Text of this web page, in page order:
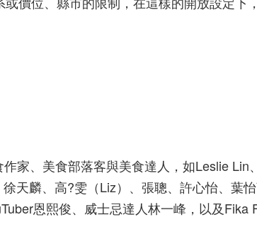
家、美食部落客與美食達人，如Leslie Lin
天麟、高?雯（Liz）、張聰、許心怡、葉
恩熙俊、威士忌達人林一峰，以及Fika